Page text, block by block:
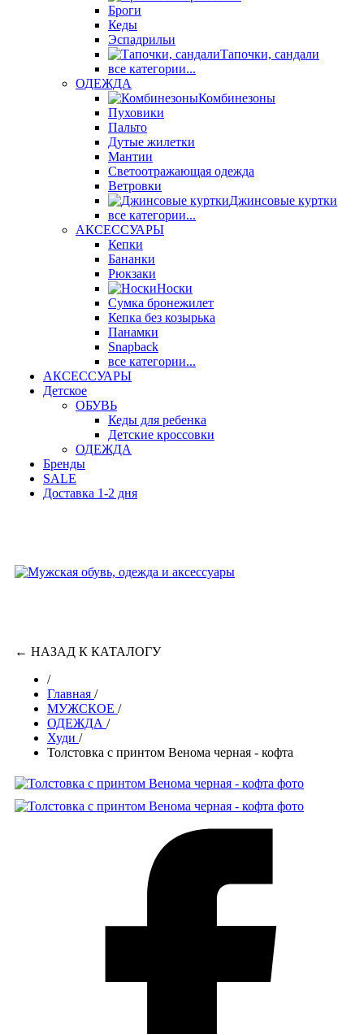
Броги
Кеды
Эспадрильи
Тапочки, сандали
все категории...
ОДЕЖДА
Комбинезоны
Пуховики
Пальто
Дутые жилетки
Мантии
Светоотражающая одежда
Ветровки
Джинсовые куртки
все категории...
АКСЕССУАРЫ
Кепки
Бананки
Рюкзаки
Носки
Сумка бронежилет
Кепка без козырька
Панамки
Snapback
все категории...
АКСЕССУАРЫ
Детское
ОБУВЬ
Кеды для ребенка
Детские кроссовки
ОДЕЖДА
Бренды
SALE
Доставка 1-2 дня
← НАЗАД К КАТАЛОГУ
/
Главная /
МУЖСКОЕ /
ОДЕЖДА /
Худи /
Толстовка с принтом Венома черная - кофта